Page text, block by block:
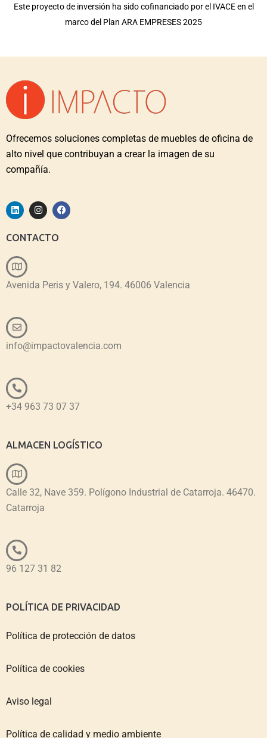
Este proyecto de inversión ha sido cofinanciado por el IVACE en el
marco del Plan ARA EMPRESES 2025
Ofrecemos soluciones completas de muebles de oficina de
alto nivel que contribuyan a crear la imagen de su
compañía.
CONTACTO
Avenida Peris y Valero, 194. 46006 Valencia
info@impactovalencia.com
+34 963 73 07 37
ALMACEN LOGÍSTICO
Calle 32, Nave 359. Polígono Industrial de Catarroja. 46470.
Catarroja
96 127 31 82
POLÍTICA DE PRIVACIDAD
Política de protección de datos
Política de cookies
Aviso legal
Política de calidad y medio ambiente